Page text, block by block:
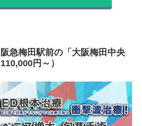
急梅田駅前の「大阪梅田中央
円～）